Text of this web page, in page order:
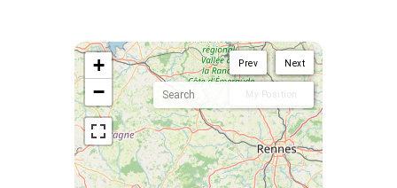
Next
Prev
My Position
<!---->
+
−